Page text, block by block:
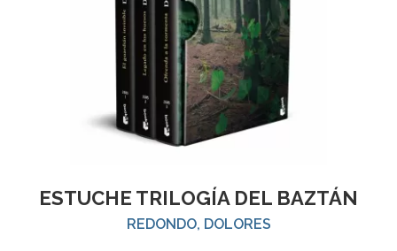
ESTUCHE TRILOGÍA DEL BAZTÁN
REDONDO, DOLORES